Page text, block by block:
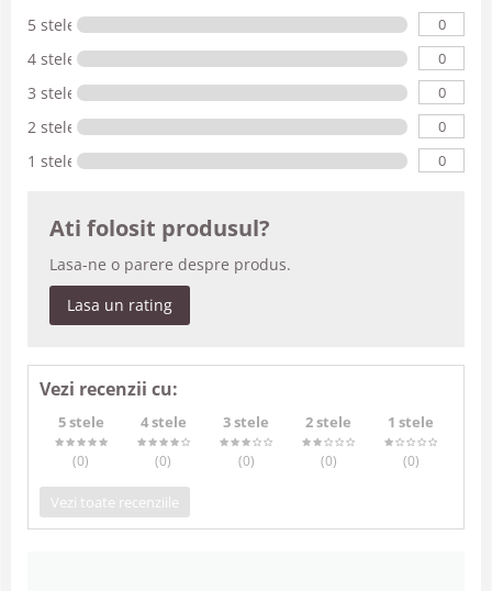
5 stele 0
4 stele 0
3 stele 0
2 stele 0
1 stele 0
Ati folosit produsul?
Lasa-ne o parere despre produs.
Lasa un rating
Vezi recenzii cu:
5 stele
(0)
4 stele
(0)
3 stele
(0)
2 stele
(0)
1 stele
(0)
Vezi toate recenziile